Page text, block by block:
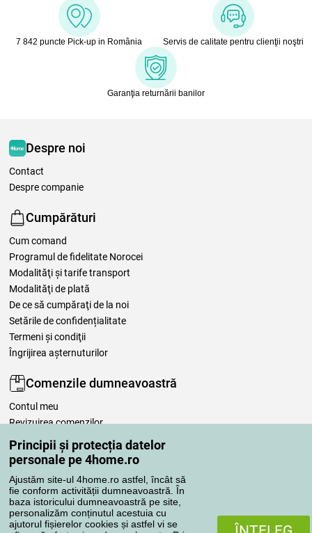
Principii și protecția datelor
personale pe 4home.ro
Ajustăm site-ul 4home.ro astfel, încât să
fie conform activității dumneavoastră. În
baza istoricului dumneavoastră pe site,
personalizăm conținutul acestuia cu
ajutorul fișierelor cookies și astfel vi se
7 842 puncte Pick-up in România Servis de calitate pentru clienţii noştri
Garanţia returnării banilor
Despre noi
Contact
Despre companie
Cumpărături
Cum comand
Programul de fidelitate Norocei
Modalităţi şi tarife transport
Modalităţi de plată
De ce să cumpăraţi de la noi
Setările de confidențialitate
Termeni şi condiţii
Îngrijirea așternuturilor
Comenzile dumneavoastră
Contul meu
Revizuirea comenzilor
Reclamaţii
Retragere de la contract
Regulile de procesare a recenziilor
Metode de transport